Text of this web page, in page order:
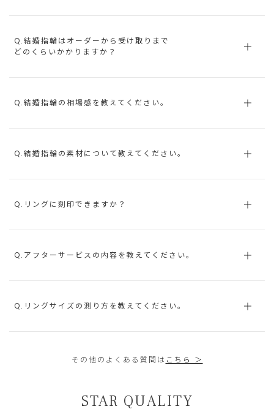
Q.結婚指輪はオーダーから受け取りまで
どのくらいかかりますか？
Q.結婚指輪の相場感を教えてください。
Q.結婚指輪の素材について教えてください。
Q.リングに刻印できますか？
Q.アフターサービスの内容を教えてください。
Q.リングサイズの測り方を教えてください。
その他のよくある質問は こちら ＞
STAR QUALITY